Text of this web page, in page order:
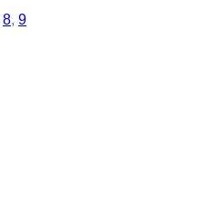
8, 9